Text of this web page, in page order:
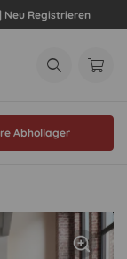
Neu Registrieren
Abhollager